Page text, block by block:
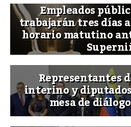
Empleados
trabajarán tres días
horario matutino
Representantes
interino y
mesa de